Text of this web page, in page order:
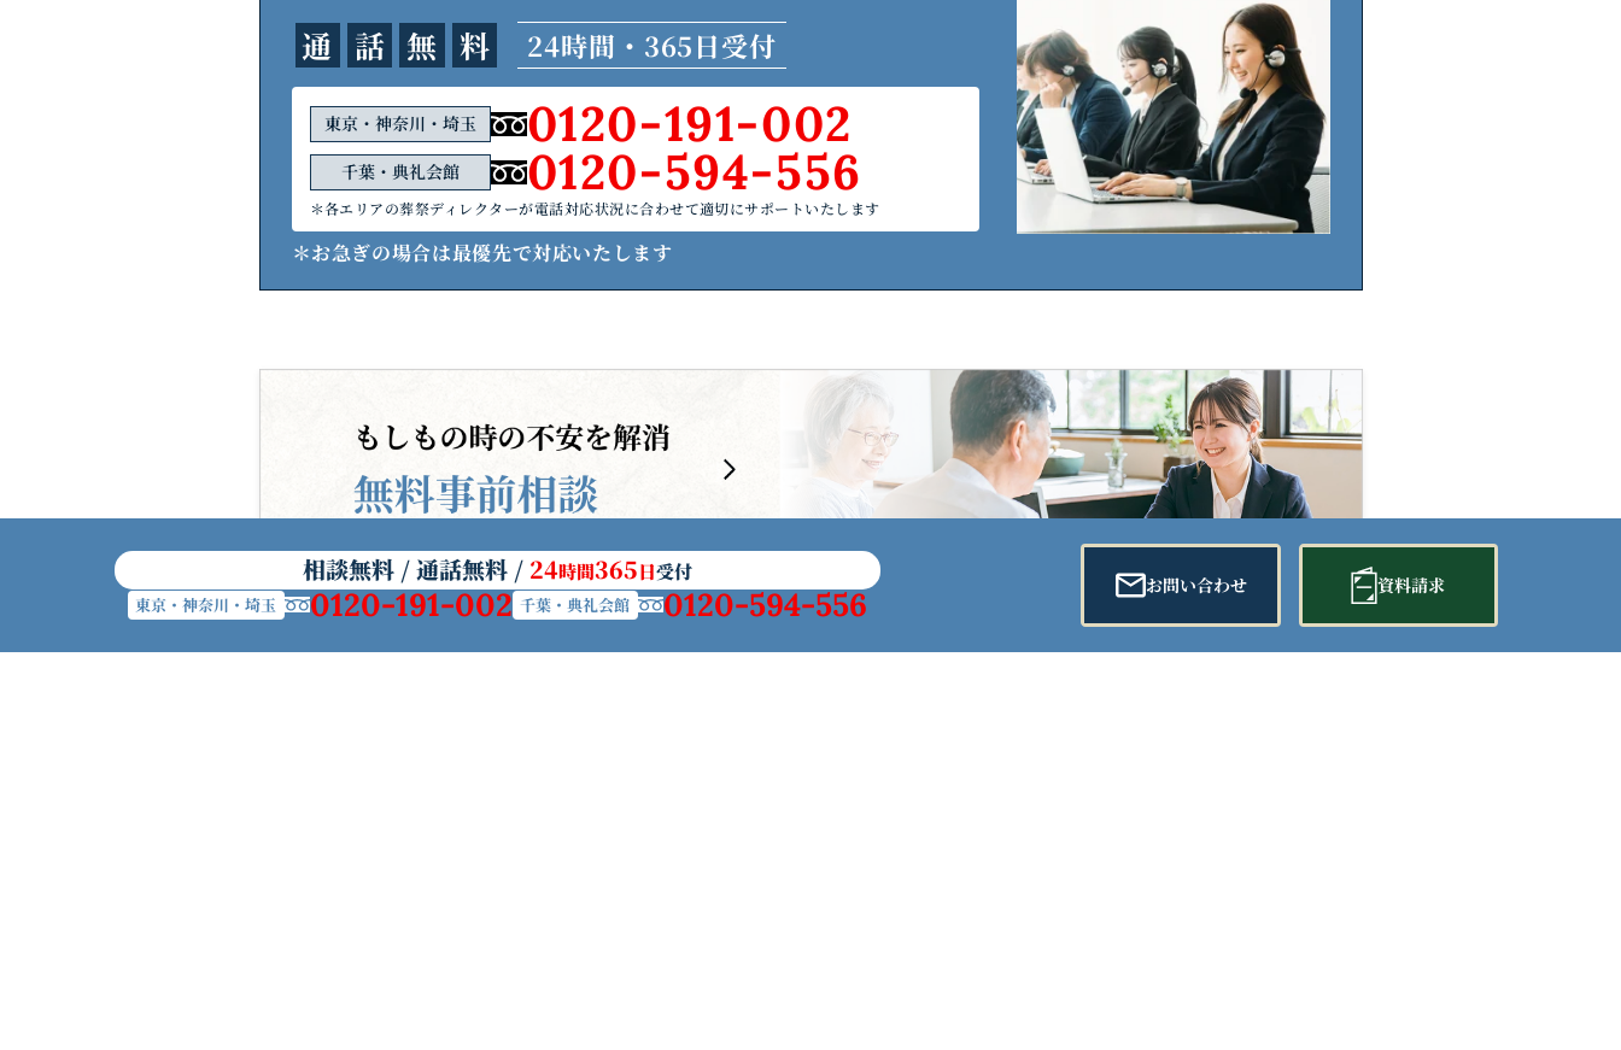
通 話 無 料 24時間・365日受付
東京・神奈川・埼玉 0120-191-002
千葉・典礼会館 0120-594-556
＊各エリアの葬祭ディレクターが電話対応状況に合わせて適切にサポートいたします
＊お急ぎの場合は最優先で対応いたします
相談無料 / 通話無料 / 24時間365日受付
東京・神奈川・埼玉 0120-191-002 千葉・典礼会館 0120-594-556 お問い合わせ 資料請求